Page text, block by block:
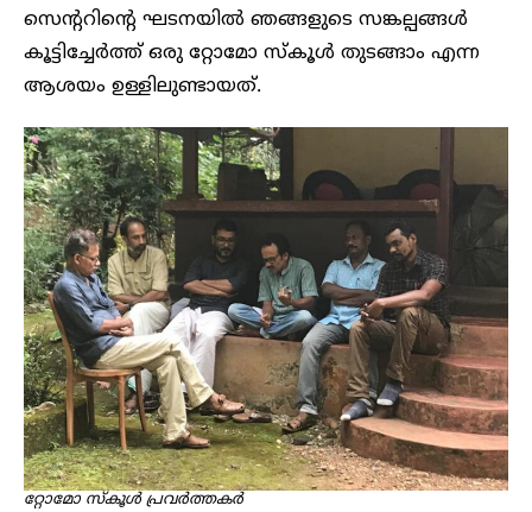
സെന്ററിന്റെ ഘടനയിൽ ഞങ്ങളുടെ സങ്കല്പങ്ങൾ
കൂട്ടിച്ചേർത്ത് ഒരു റ്റോമോ സ്കൂൾ തുടങ്ങാം എന്ന
ആശയം ഉള്ളിലുണ്ടായത്.
റ്റോമോ സ്കൂൾ പ്രവർത്തകർ